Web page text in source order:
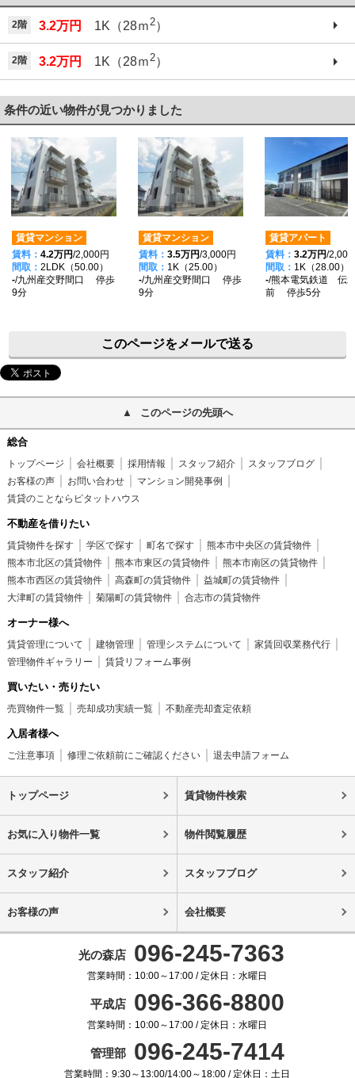
2階 3.2万円 1K（28ｍ2）
2階 3.2万円 1K（28ｍ2）
条件の近い物件が見つかりました
賃貸マンション
賃料： 4.2万円/2,000円
間取： 2LDK（50.00）
-/九州産交野間口 停歩
9分
賃貸マンション
賃料： 3.5万円/3,000円
間取： 1K（25.00）
-/九州産交野間口 停歩
9分
賃貸アパート
賃料： 3.2万円/2,000
間取： 1K（28.00）
-/熊本電気鉄道 伝
前 停歩5分
このページをメールで送る
このページの先頭へ
総合
トップページ 会社概要 採用情報 スタッフ紹介
スタッフブログ
お客様の声
お問い合わせ
マンション開発事例
賃貸のことならピタットハウス
不動産を借りたい
賃貸物件を探す 学区で探す 町名で探す
熊本市中央区の賃貸物件
熊本市北区の賃貸物件
熊本市東区の賃貸物件
熊本市南区の賃貸物件
熊本市西区の賃貸物件
高森町の賃貸物件
益城町の賃貸物件
大津町の賃貸物件
菊陽町の賃貸物件 合志市の賃貸物件
オーナー様へ
賃貸管理について 建物管理 管理システムについて
家賃回収業務代行
管理物件ギャラリー
賃貸リフォーム事例
買いたい・売りたい
売買物件一覧 売却成功実績一覧 不動産売却査定依頼
入居者様へ
ご注意事項 修理ご依頼前にご確認ください 退去申請フォーム
トップページ 賃貸物件検索
お気に入り物件一覧 物件閲覧履歴
スタッフ紹介 スタッフブログ
お客様の声 会社概要
光の森店 096-245-7363
営業時間：10:00～17:00 / 定休日：水曜日
平成店 096-366-8800
営業時間：10:00～17:00 / 定休日：水曜日
管理部 096-245-7414
営業時間：9:30～13:00/14:00～18:00 / 定休日：土日